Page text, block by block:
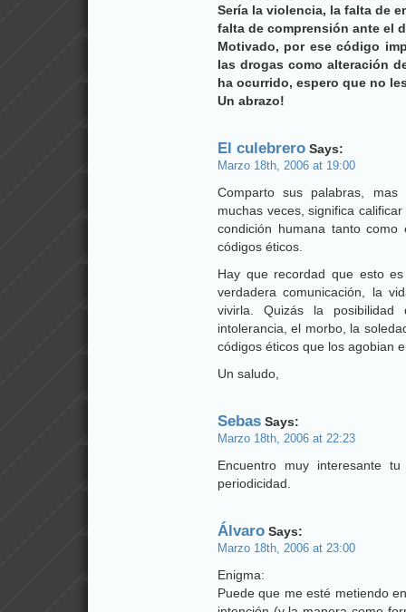
Sería la violencia, la falta de
falta de comprensión ante el
Motivado, por ese código
las drogas como alteración
ha ocurrido, espero que no
Un abrazo!
El culebrero Says:
Marzo 18th, 2006 at 19:00
Comparto sus palabras,
muchas veces, significa
condición humana tanto
códigos éticos.
Hay que recordad que esto
verdadera comunicación, la
vivirla. Quizás la
intolerancia, el morbo, la
códigos éticos que los agobian
Un saludo,
Sebas Says:
Marzo 18th, 2006 at 22:23
Encuentro muy interesante
periodicidad.
Álvaro Says:
Marzo 18th, 2006 at 23:00
Enigma:
Puede que me esté metiendo